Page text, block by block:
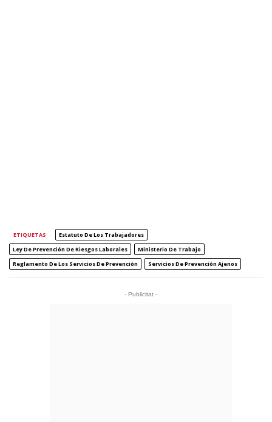
ETIQUETAS
Estatuto De Los Trabajadores
Ley De Prevención De Riesgos Laborales
Ministerio De Trabajo
Reglamento De Los Servicios De Prevención
Servicios De Prevención Ajenos
- Publicitat -